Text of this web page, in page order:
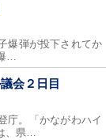
爆弾が投下されてか
…
会２日目
庁。「かながわハイ
、県…